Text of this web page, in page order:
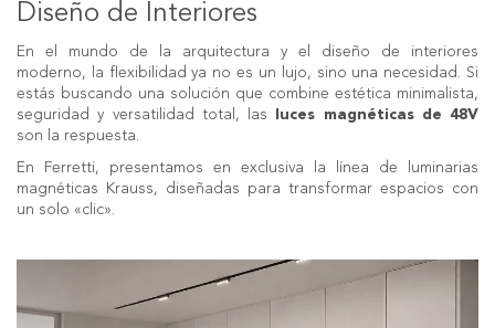
Diseño de Interiores
En el mundo de la arquitectura y el diseño de interiores
moderno, la flexibilidad ya no es un lujo, sino una necesidad. Si
estás buscando una solución que combine estética minimalista,
seguridad y versatilidad total, las
luces magnéticas de 48V
son la respuesta.
En Ferretti, presentamos en exclusiva la línea de luminarias
magnéticas Krauss, diseñadas para transformar espacios con
un solo «clic».